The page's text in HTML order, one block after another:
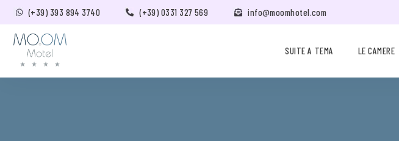
(+39) 393 894 3740 (+39) 0331 327 569 info@moomhotel.com
SUITE A TEMA LE CAMERE